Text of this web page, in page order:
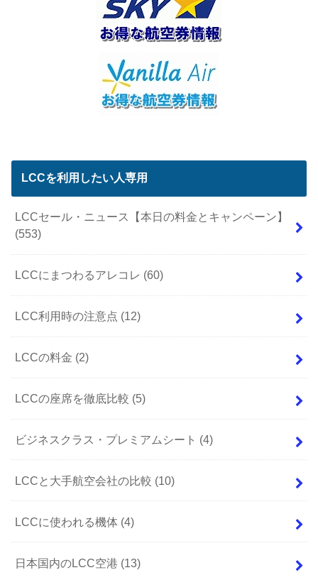
LCCを利用したい人専用
LCCセール・ニュース【本日の料金とキャンペーン】
(553)
LCCにまつわるアレコレ (60)
LCC利用時の注意点 (12)
LCCの料金 (2)
LCCの座席を徹底比較 (5)
ビジネスクラス・プレミアムシート (4)
LCCと大手航空会社の比較 (10)
LCCに使われる機体 (4)
日本国内のLCC空港 (13)